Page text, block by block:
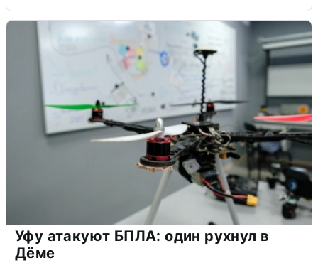
Уфу атакуют БПЛА: один рухнул в
Дёме